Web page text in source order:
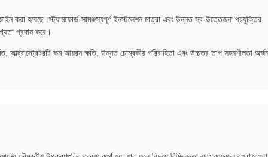
করা হয়েছে।স্ট্যামফোর্ড-সামঞ্জস্যপূর্ণ ইনস্টলেশন মাত্রা এবং উন্নত স্ব-উত্তেজনা প্রযুক্তির
প্রদান করে।
আল্ট্রাস্ট্রেটরটি কম আয়রন ক্ষতি, উন্নত চৌম্বকীয় পরিবাহিতা এবং উচ্চতর তাপ সহনশীলতা অর্জন